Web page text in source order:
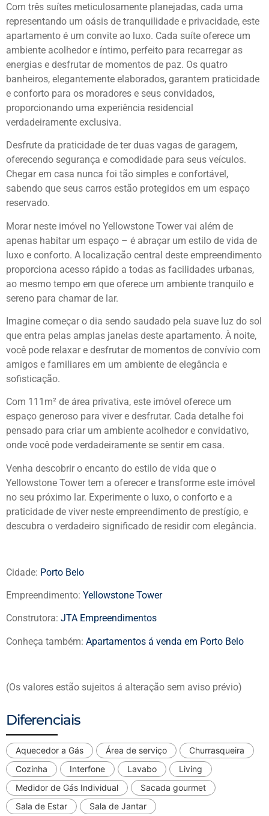
Com três suítes meticulosamente planejadas, cada uma
representando um oásis de tranquilidade e privacidade, este
apartamento é um convite ao luxo. Cada suíte oferece um
ambiente acolhedor e íntimo, perfeito para recarregar as
energias e desfrutar de momentos de paz. Os quatro
banheiros, elegantemente elaborados, garantem praticidade
e conforto para os moradores e seus convidados,
proporcionando uma experiência residencial
verdadeiramente exclusiva.
Desfrute da praticidade de ter duas vagas de garagem,
oferecendo segurança e comodidade para seus veículos.
Chegar em casa nunca foi tão simples e confortável,
sabendo que seus carros estão protegidos em um espaço
reservado.
Morar neste imóvel no Yellowstone Tower vai além de
apenas habitar um espaço – é abraçar um estilo de vida de
luxo e conforto. A localização central deste empreendimento
proporciona acesso rápido a todas as facilidades urbanas,
ao mesmo tempo em que oferece um ambiente tranquilo e
sereno para chamar de lar.
Imagine começar o dia sendo saudado pela suave luz do sol
que entra pelas amplas janelas deste apartamento. À noite,
você pode relaxar e desfrutar de momentos de convívio com
amigos e familiares em um ambiente de elegância e
sofisticação.
Com 111m² de área privativa, este imóvel oferece um
espaço generoso para viver e desfrutar. Cada detalhe foi
pensado para criar um ambiente acolhedor e convidativo,
onde você pode verdadeiramente se sentir em casa.
Venha descobrir o encanto do estilo de vida que o
Yellowstone Tower tem a oferecer e transforme este imóvel
no seu próximo lar. Experimente o luxo, o conforto e a
praticidade de viver neste empreendimento de prestígio, e
descubra o verdadeiro significado de residir com elegância.
Cidade: Porto Belo
Empreendimento: Yellowstone Tower
Construtora: JTA Empreendimentos
Conheça também: Apartamentos á venda em Porto Belo
(Os valores estão sujeitos á alteração sem aviso prévio)
Diferenciais
Aquecedor a Gás Área de serviço
Churrasqueira
Cozinha
Interfone Lavabo
Living
Medidor de Gás Individual
Sacada gourmet
Sala de Estar
Sala de Jantar